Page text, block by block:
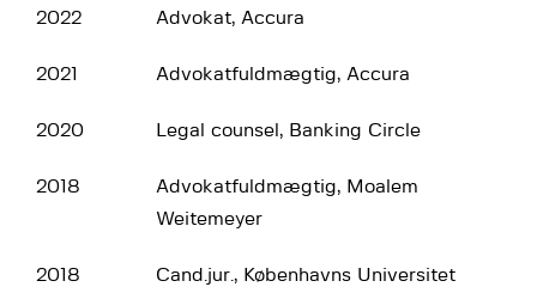
2022 Advokat, Accura
2021 Advokatfuldmægtig, Accura
2020 Legal counsel, Banking Circle
2018
Advokatfuldmægtig, Moalem
Weitemeyer
2018 Cand.jur., Københavns Universitet